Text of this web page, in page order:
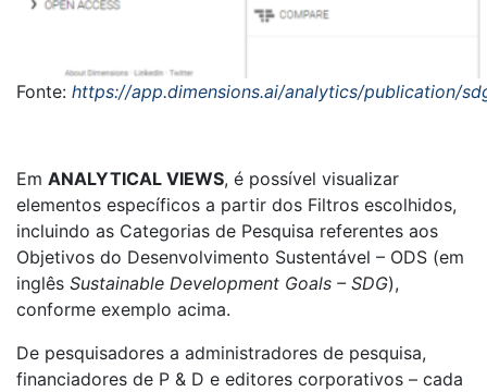
Fonte: https://app.dimensions.ai/analytics/publication/
Em ANALYTICAL VIEWS, é possível visualizar
elementos específicos a partir dos Filtros escolhidos,
incluindo as Categorias de Pesquisa referentes aos
Objetivos do Desenvolvimento Sustentável – ODS (em
inglês Sustainable Development Goals – SDG),
conforme exemplo acima.
De pesquisadores a administradores de pesquisa,
financiadores de P & D e editores corporativos – cada